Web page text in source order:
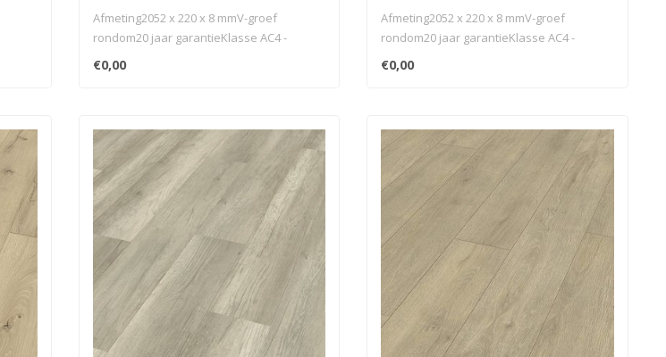
Afmeting2052 x 220 x 8 mmV-groef
rondom20 jaar garantieKlasse AC4 -
32geschikt v..
€0,00
Afmeting2052 x 220 x 8 mmV-groef
rondom20 jaar garantieKlasse AC4 -
32geschikt v..
€0,00